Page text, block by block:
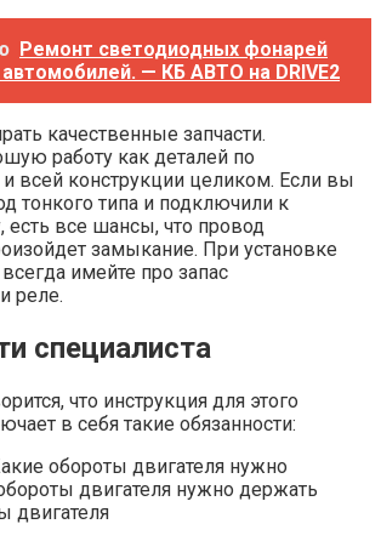
Ремонт светодиодных фонарей
— КБ АВТО на DRIVE2
качественные запчасти.
работу как деталей по
и всей конструкции целиком. Если вы
тонкого типа и подключили к
все шансы, что провод
замыкание. При установке
имейте про запас
реле.
специалиста
что инструкция для этого
в себя такие обязанности:
обороты двигателя нужно
двигателя нужно держать
двигателя